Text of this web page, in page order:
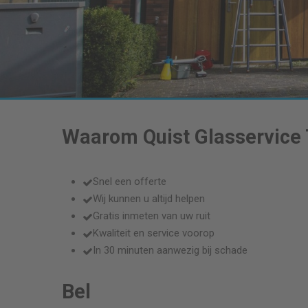
Waarom Quist Glasservice
Snel een offerte
Wij kunnen u altijd helpen
Gratis inmeten van uw ruit
Kwaliteit en service voorop
In 30 minuten aanwezig bij schade
Bel